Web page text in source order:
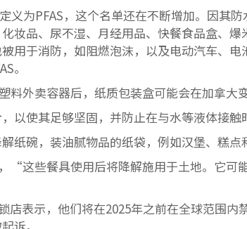
义为PFAS，这个名单还在不断增加。因其防
妆品、尿不湿、月经用品、快餐食品盒、爆
用于消防，如阻燃泡沫，以及电动汽车、
。
料外卖容器后，纸质包装盒可能会在加拿大
以使其足够坚固，并防止在与水等液体接触
纸碗，装油腻物品的纸袋，例如汉堡、糕点
“这些餐具使用后将降解施用于土地。它可
店表示，他们将在2025年之前在全球范围内